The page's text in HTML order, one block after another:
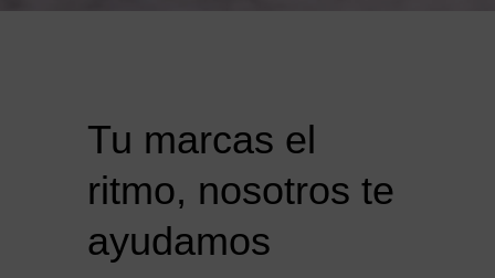
Tu marcas el
ritmo, nosotros te
ayudamos